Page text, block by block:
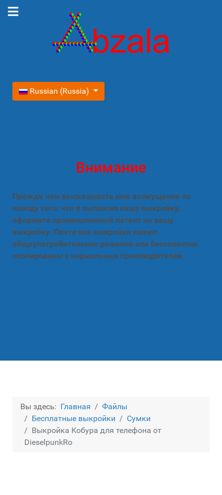
Выберите язык
Russian (Russia)
Внимание
Прежде чем высказывать мне возмущение по
поводу того, что я выложил вашу выкройку,
оформите промышленный патент на вашу
выкройку. Почти все выкройки имеют
общеупотребительное решение или бессовестно
скопированы у нормальных производителей.
Вы здесь: Главная
Файлы
Бесплатные выкройки
Сумки
Выкройка Кобура для телефона от
DieselpunkRo